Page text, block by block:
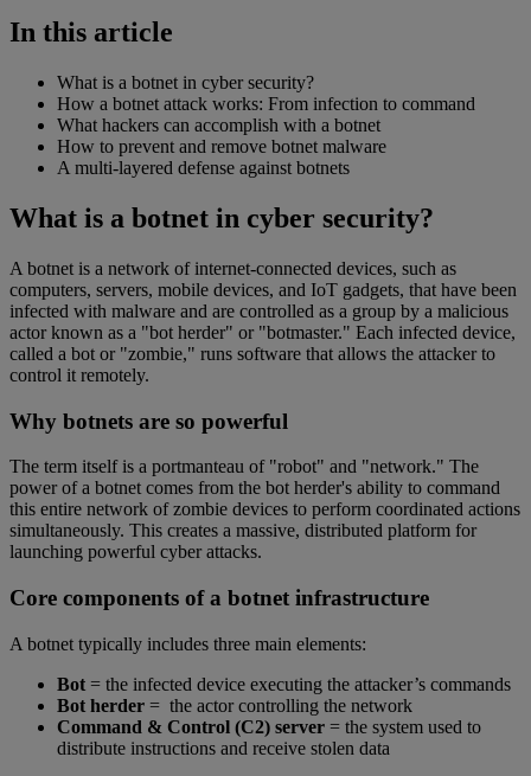
In this article
What is a botnet in cyber security?
How a botnet attack works: From infection to command
What hackers can accomplish with a botnet
How to prevent and remove botnet malware
A multi-layered defense against botnets
What is a botnet in cyber security?
A botnet is a network of internet-connected devices, such as
computers, servers, mobile devices, and IoT gadgets, that have been
infected with malware and are controlled as a group by a malicious
actor known as a "bot herder" or "botmaster." Each infected device,
called a bot or "zombie," runs software that allows the attacker to
control it remotely.
Why botnets are so powerful
The term itself is a portmanteau of "robot" and "network." The
power of a botnet comes from the bot herder's ability to command
this entire network of zombie devices to perform coordinated actions
simultaneously. This creates a massive, distributed platform for
launching powerful cyber attacks.
Core components of a botnet infrastructure
A botnet typically includes three main elements:
Bot = the infected device executing the attacker’s commands
Bot herder = the actor controlling the network
Command & Control (C2) server = the system used to
distribute instructions and receive stolen data